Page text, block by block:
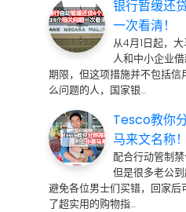
银行暂缓还
一次看清！
从4月1日起，
人和中小企业
期限，但这项措施并不包括
么问题的人，国家银…
Tesco教你
马来文名称！
配合行动管制
但是很多老公
避免各位男士们买错，回家
了超实用的购物指…